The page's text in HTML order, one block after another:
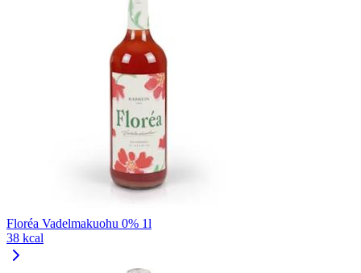
Floréa Vadelmakuohu 0% 1l
38 kcal